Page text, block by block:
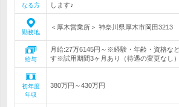
なる方
します♪
勤務地
＜厚木営業所＞ 神奈川県厚木市岡田3213
給与
月給:27万6145円～※経験・年齢・資格な
す※試用期間3ヶ月あり（待遇の変更なし
初年度
年収
380万円～430万円